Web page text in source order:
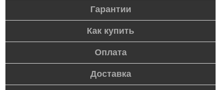
Гарантии
Как купить
Оплата
Доставка